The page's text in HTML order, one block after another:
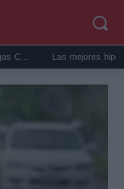
Las mejores hipotecas